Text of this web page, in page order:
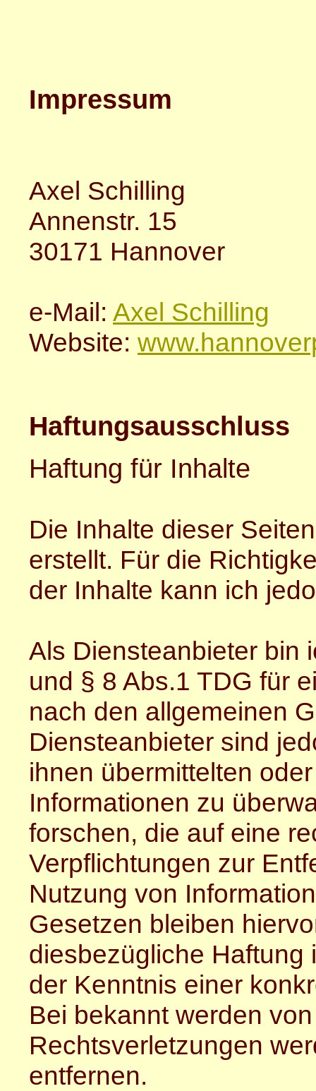
Impressum
Axel Schilling
Annenstr. 15
30171 Hannover
e-Mail: Axel Schilling
Website:
Haftungsausschluss
Haftung für Inhalte
Die Inhalte dieser
erstellt. Für die
der Inhalte kann ich
Als Diensteanbieter bin
und § 8 Abs.1 TDG für
nach den allgemeinen
Diensteanbieter sind
ihnen übermittelten
Informationen zu
forschen, die auf eine
Verpflichtungen zur
Nutzung von
Gesetzen bleiben
diesbezügliche Haftung
der Kenntnis einer
Bei bekannt werden
Rechtsverletzungen
entfernen.